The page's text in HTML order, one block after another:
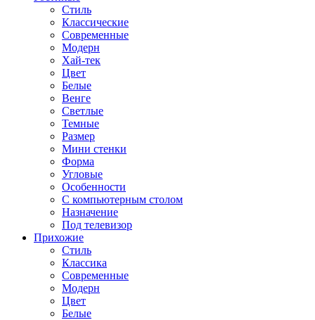
Стиль
Классические
Современные
Модерн
Хай-тек
Цвет
Белые
Венге
Светлые
Темные
Размер
Мини стенки
Форма
Угловые
Особенности
С компьютерным столом
Назначение
Под телевизор
Прихожие
Стиль
Классика
Современные
Модерн
Цвет
Белые